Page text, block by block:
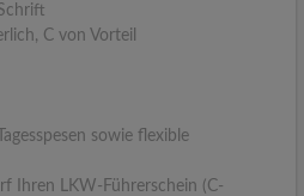
C von Vorteil
sowie flexible
Ihren LKW-Führerschein (C-